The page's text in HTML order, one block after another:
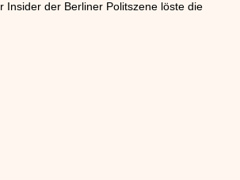
Insider der Berliner Politszene löste die